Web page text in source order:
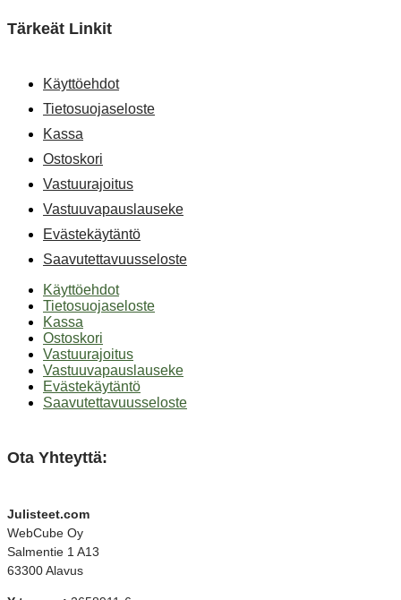
Tärkeät Linkit
Käyttöehdot
Tietosuojaseloste
Kassa
Ostoskori
Vastuurajoitus
Vastuuvapauslauseke
Evästekäytäntö
Saavutettavuusseloste
Käyttöehdot
Tietosuojaseloste
Kassa
Ostoskori
Vastuurajoitus
Vastuuvapauslauseke
Evästekäytäntö
Saavutettavuusseloste
Ota Yhteyttä:
Julisteet.com
WebCube Oy
Salmentie 1 A13
63300 Alavus